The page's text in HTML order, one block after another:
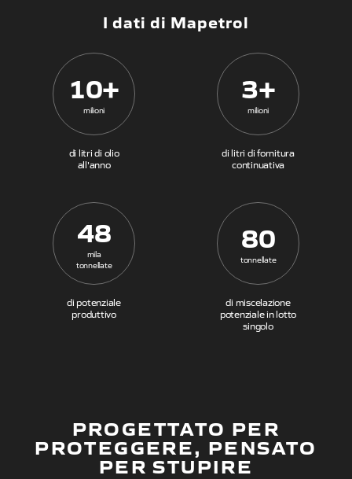
I dati di Mapetrol
10+
milioni
di litri di olio
all'anno
3+
milioni
di litri di fornitura
continuativa
48
mila
tonnellate
di potenziale
produttivo
80
tonnellate
di miscelazione
potenziale in lotto
singolo
PROGETTATO PER
PROTEGGERE, PENSATO
PER STUPIRE